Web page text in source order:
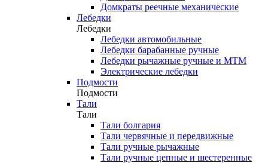
Домкраты реечные механические
Лебедки
Лебедки
Лебедки автомобильные
Лебедки барабанные ручные
Лебедки рычажные ручные и МТМ
Электрические лебедки
Подмости
Подмости
Тали
Тали
Тали болгария
Тали червячные и передвижные
Тали ручные рычажные
Тали ручные цепные и шестеренные